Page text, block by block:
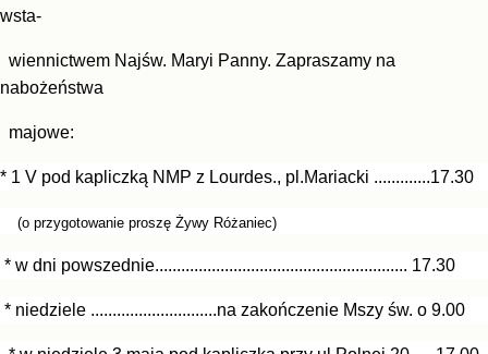
wsta-
wiennictwem Najśw. Maryi Panny. Zapraszamy na
nabożeństwa
majowe:
* 1 V pod kapliczką NMP z Lourdes., pl.Mariacki .............17.30
(o przygotowanie proszę Żywy Różaniec)
* w dni powszednie.......................................................... 17.30
* niedziele .............................na zakończenie Mszy św. o 9.00